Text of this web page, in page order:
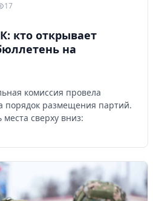
17
кто открывает
на
комиссия провела
порядок размещения партий.
сверху вниз: